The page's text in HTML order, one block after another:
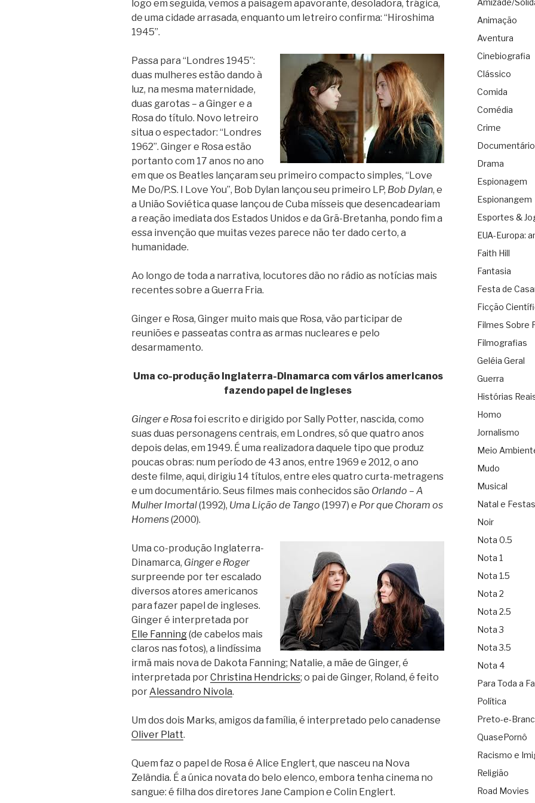
logo em seguida, vemos a paisagem apavorante, desoladora, trágica,
de uma cidade arrasada, enquanto um letreiro confirma: “Hiroshima
1945”.
Passa para “Londres 1945”:
duas mulheres estão dando à
luz, na mesma maternidade,
duas garotas – a Ginger e a
Rosa do título. Novo letreiro
situa o espectador: “Londres
1962”. Ginger e Rosa estão
portanto com 17 anos no ano
em que os Beatles lançaram seu primeiro compacto simples, “Love
Me Do/P.S. I Love You”, Bob Dylan lançou seu primeiro LP, Bob Dylan, e
a União Soviética quase lançou de Cuba mísseis que desencadeariam
a reação imediata dos Estados Unidos e da Grã-Bretanha, pondo fim a
essa invenção que muitas vezes parece não ter dado certo, a
humanidade.
Ao longo de toda a narrativa, locutores dão no rádio as notícias mais
recentes sobre a Guerra Fria.
Ginger e Rosa, Ginger muito mais que Rosa, vão participar de
reuniões e passeatas contra as armas nucleares e pelo
desarmamento.
Uma co-produção Inglaterra-Dinamarca com vários americanos
fazendo papel de ingleses
Ginger e Rosa foi escrito e dirigido por Sally Potter, nascida, como
suas duas personagens centrais, em Londres, só que quatro anos
depois delas, em 1949. É uma realizadora daquele tipo que produz
poucas obras: num período de 43 anos, entre 1969 e 2012, o ano
deste filme, aqui, dirigiu 14 títulos, entre eles quatro curta-metragens
e um documentário. Seus filmes mais conhecidos são Orlando – A
Mulher Imortal(1992), Uma Lição de Tango (1997) e Por que Choram os
Homens(2000).
Uma co-produção Inglaterra-
Dinamarca, Ginger e Roger
surpreende por ter escalado
diversos atores americanos
para fazer papel de ingleses.
Ginger é interpretada por
Elle Fanning(de cabelos mais
claros nas fotos), a lindíssima
irmã mais nova de Dakota Fanning; Natalie, a mãe de Ginger, é
interpretada porChristina Hendricks; o pai de Ginger, Roland, é feito
por Alessandro Nivola.
Um dos dois Marks, amigos da família, é interpretado pelo canadense
Oliver Platt.
Quem faz o papel de Rosa é Alice Englert, que nasceu na Nova
Zelândia. É a única novata do belo elenco, embora tenha cinema no
sangue: é filha dos diretores Jane Campion e Colin Englert.
Amizade/
Animação
Aventura
Cinebiografia
Clássico
Comida
Comédia
Crime
Documentário
Drama
Espionagem
Espionangem
Esportes &
EUA-Europa:
Faith Hill
Fantasia
Festa de
Ficção
Filmes Sobre
Filmografias
Geléia Geral
Guerra
Histórias
Homo
Jornalismo
Meio
Mudo
Musical
Natal e Festas
Noir
Nota 0.5
Nota 1
Nota 1.5
Nota 2
Nota 2.5
Nota 3
Nota 3.5
Nota 4
Para Toda a
Política
Preto-e-
QuasePornô
Racismo e
Religião
Road Movies